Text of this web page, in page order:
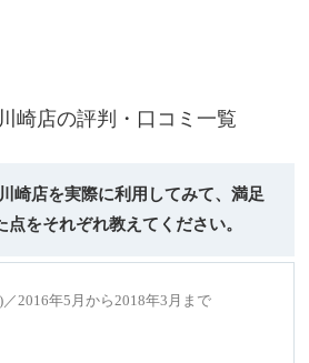
崎店の評判・口コミ一覧
崎店を実際に利用してみて、満足
点をそれぞれ教えてください。
2016年5月から2018年3月まで